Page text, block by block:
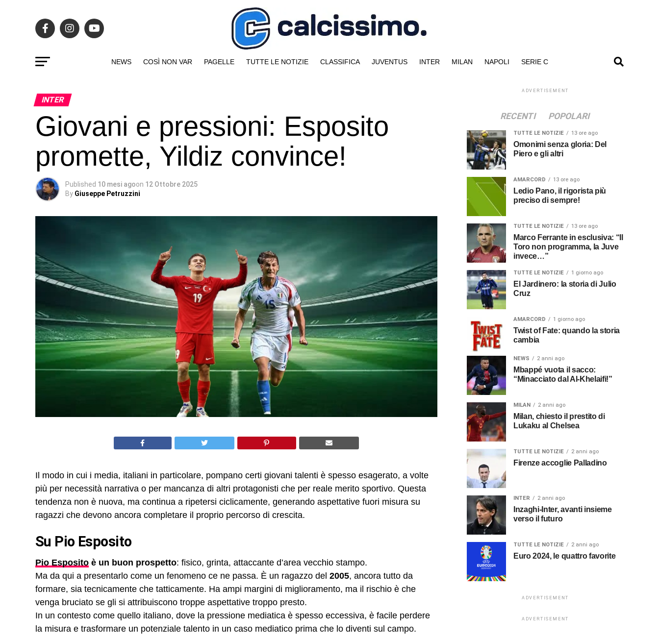
NEWS COSÌ NON VAR PAGELLE TUTTE LE NOTIZIE CLASSIFICA JUVENTUS INTER MILAN NAPOLI SERIE C
INTER
Giovani e pressioni: Esposito
promette, Yildiz convince!
Published 10 mesi agoon 12 Ottobre 2025
By Giuseppe Petruzzini
Il modo in cui i media, italiani in particolare, pompano certi giovani talenti è spesso esagerato, a volte
più per necessità narrativa o per mancanza di altri protagonisti che per reale merito sportivo. Questa
tendenza non è nuova, ma continua a ripetersi ciclicamente, generando aspettative fuori misura su
ragazzi che devono ancora completare il proprio percorso di crescita.
Su Pio Esposito
Pio Esposito è un buon prospetto: fisico, grinta, attaccante d’area vecchio stampo.
Ma da qui a presentarlo come un fenomeno ce ne passa. È un ragazzo del 2005, ancora tutto da
formare, sia tecnicamente che tatticamente. Ha ampi margini di miglioramento, ma il rischio è che
venga bruciato se gli si attribuiscono troppe aspettative troppo presto.
In un contesto come quello italiano, dove la pressione mediatica è spesso eccessiva, è facile perdere
la misura e trasformare un potenziale talento in un caso mediatico prima che lo diventi sul campo.
ADVERTISEMENT
RECENTI POPOLARI
TUTTE LE NOTIZIE 13 ore ago
Omonimi senza gloria: Del
Piero e gli altri
AMARCORD 13 ore ago
Ledio Pano, il rigorista più
preciso di sempre!
TUTTE LE NOTIZIE 13 ore ago
Marco Ferrante in esclusiva: “Il
Toro non programma, la Juve
invece…”
TUTTE LE NOTIZIE 1 giorno ago
El Jardinero: la storia di Julio
Cruz
AMARCORD 1 giorno ago
Twist of Fate: quando la storia
cambia
NEWS 2 anni ago
Mbappé vuota il sacco:
“Minacciato dal Al-Khelaifi!”
MILAN 2 anni ago
Milan, chiesto il prestito di
Lukaku al Chelsea
TUTTE LE NOTIZIE 2 anni ago
Firenze accoglie Palladino
INTER 2 anni ago
Inzaghi-Inter, avanti insieme
verso il futuro
TUTTE LE NOTIZIE 2 anni ago
Euro 2024, le quattro favorite
ADVERTISEMENT
ADVERTISEMENT